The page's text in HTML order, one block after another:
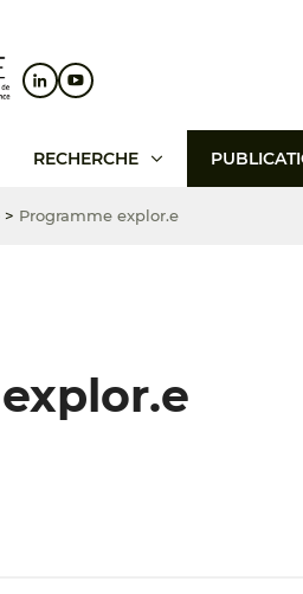
RECHERCHE
> Programme explor.e